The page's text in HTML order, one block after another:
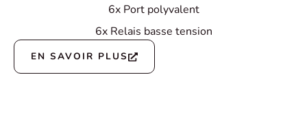
6x Port polyvalent
6x Relais basse tension
EN SAVOIR PLUS